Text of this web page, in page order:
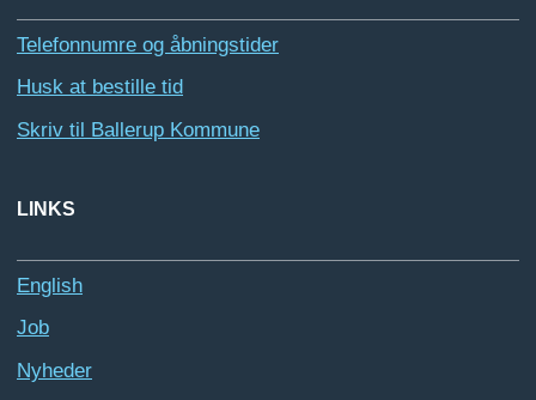
Telefonnumre og åbningstider
Husk at bestille tid
Skriv til Ballerup Kommune
LINKS
English
Job
Nyheder